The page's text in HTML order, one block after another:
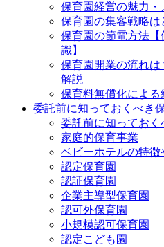
保育園経営の魅力・
保育園の集客戦略
保育園の節電方法
識】
保育園開業の流れ
解説
保育料無償化による
委託前に知っておくべき
委託前に知っておく
家庭的保育事業
ベビーホテルの特徴
認定保育園
認証保育園
企業主導型保育園
認可外保育園
小規模認可保育園
認定こども園